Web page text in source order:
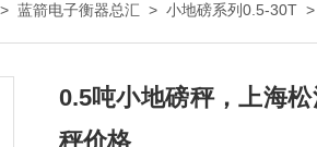
>蓝箭电子衡器总汇 >小地磅系列0.5-30T >
0.5吨小地磅秤，上海
秤价格